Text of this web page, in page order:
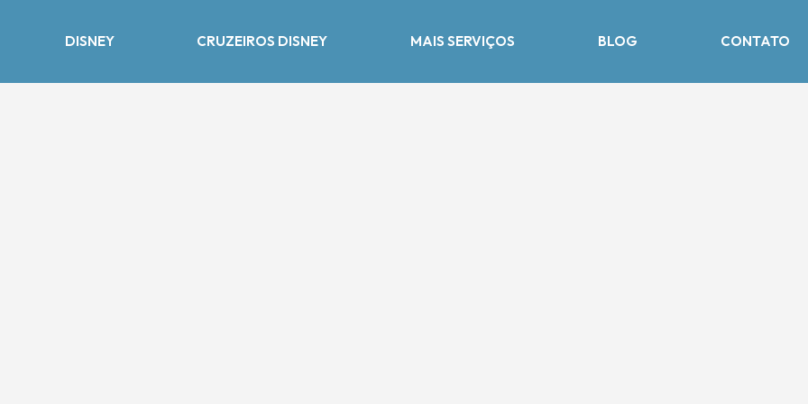
DISNEY CRUZEIROS DISNEY MAIS SERVIÇOS BLOG CONTATO